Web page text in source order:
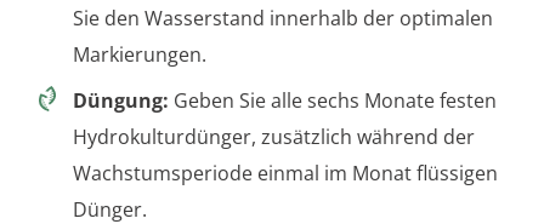
Sie den Wasserstand innerhalb der optimalen
Markierungen.
Düngung: Geben Sie alle sechs Monate festen
Hydrokulturdünger, zusätzlich während der
Wachstumsperiode einmal im Monat flüssigen
Dünger.